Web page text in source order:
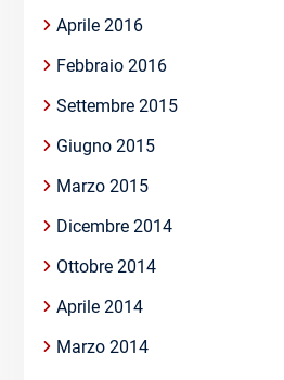
Aprile 2016
Febbraio 2016
Settembre 2015
Giugno 2015
Marzo 2015
Dicembre 2014
Ottobre 2014
Aprile 2014
Marzo 2014